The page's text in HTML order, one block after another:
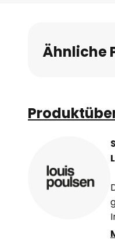
Bildgalerie
springen
Ähnliche